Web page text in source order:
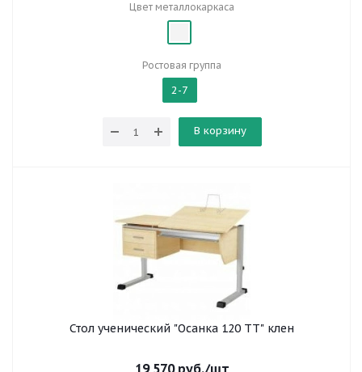
Цвет металлокаркаса
Ростовая группа
2-7
В корзину
Стол ученический "Осанка 120 ТТ" клен
19 570руб./шт